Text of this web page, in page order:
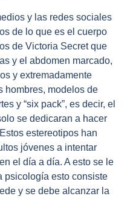
y las redes sociales
de lo que es el cuerpo
de Victoria Secret que
y el abdomen marcado,
y extremadamente
hombres, modelos de
y “six pack”, es decir, el
se dedicaran a hacer
estereotipos han
jóvenes a intentar
el día a día. A esto se le
psicología esto consiste
y se debe alcanzar la